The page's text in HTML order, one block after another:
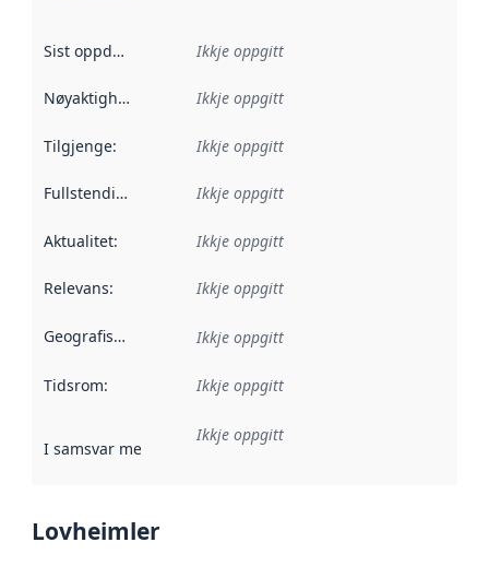
Sist oppdatert Ikkje oppgitt
Nøyaktigheit Ikkje oppgitt
Tilgjenge: Ikkje oppgitt
Fullstendigheit Ikkje oppgitt
Aktualitet: Ikkje oppgitt
Relevans: Ikkje oppgitt
Geografisk område Ikkje oppgitt
Tidsrom: Ikkje oppgitt
I samsvar med Referanse til ei implementeringsregel eller
Ikkje oppgitt
Lovheimler